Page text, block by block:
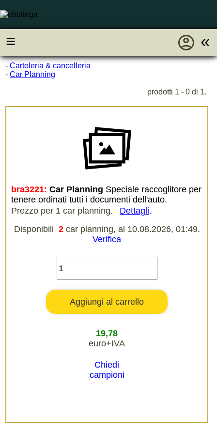
≡ «
account_circle
- Cartoleria & cancelleria
- Car Planning
prodotti 1 - 0 di 1.
bra3221: Car Planning Speciale raccoglitore per
tenere ordinati tutti i documenti dell'auto.
Prezzo per 1 car planning.
Dettagli.
Disponibili 2 car planning, al 10.08.2026, 01:49.
Verifica
19,78
euro+IVA
Chiedi
campioni